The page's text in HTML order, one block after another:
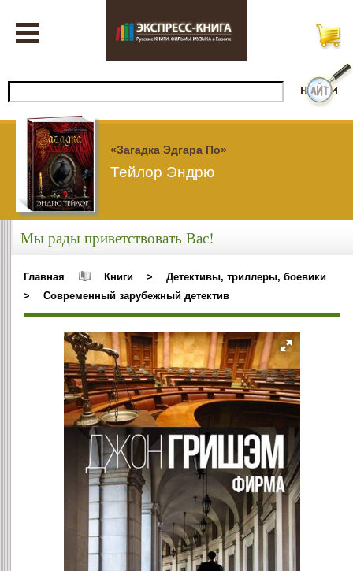
«Загадка Эдгара По»
Тейлор Эндрю
Мы рады приветствовать Вас!
Главная Книги >
Детективы, триллеры, боевики
>
Современный зарубежный детектив